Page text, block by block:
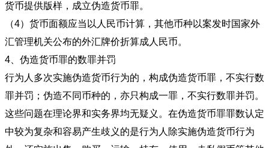
货币提供版样，成立伪造货币罪。
（4）货币面额应当以人民币计算，其他币种以案发时国家外
汇管理机关公布的外汇牌价折算成人民币。
4、伪造货币罪的数罪并罚
行为人多次实施伪造货币行为的，构成伪造货币罪，不实行数
罪并罚；伪造不同币种的，亦只构成一罪，不实行数罪并罚。
这些问题在理论界和实务界均无疑义。在伪造货币罪罪数认定
中较为复杂和容易产生歧义的是行为人除实施伪造货币行为